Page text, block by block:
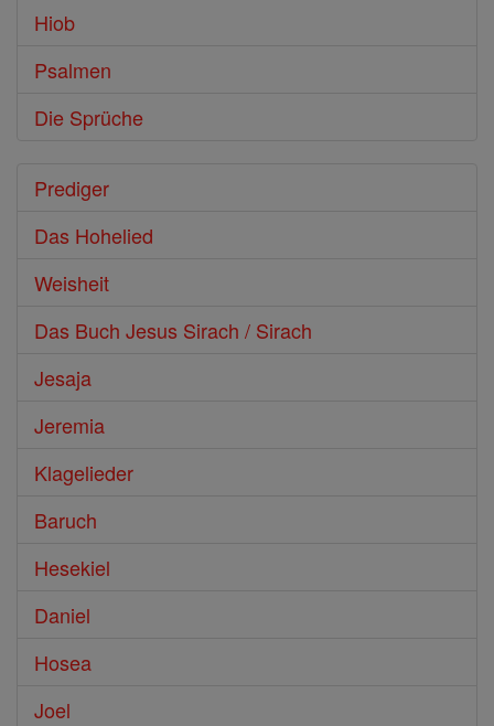
Hiob
Psalmen
Die Sprüche
Prediger
Das Hohelied
Weisheit
Das Buch Jesus Sirach / Sirach
Jesaja
Jeremia
Klagelieder
Baruch
Hesekiel
Daniel
Hosea
Joel